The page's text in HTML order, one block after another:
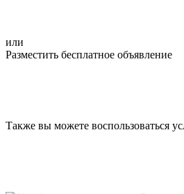
или
Разместить бесплатное объявление
Также вы можете воспользоваться